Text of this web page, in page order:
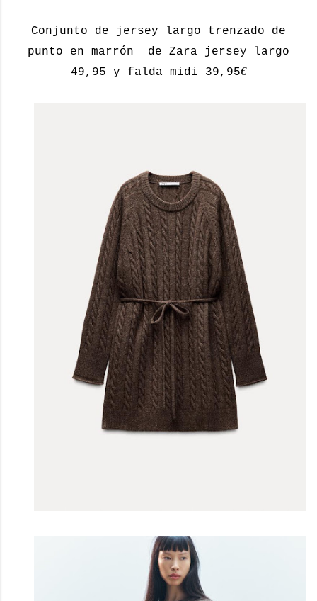
Conjunto de jersey largo trenzado de
punto en marrón de Zara jersey largo
49,95 y falda midi 39,95€